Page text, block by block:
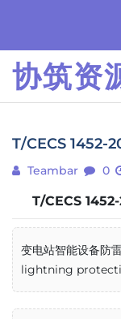
content
协筑资
T/CECS 1452-
Teambar 0
T/CECS
变电站智能设备防
lightning